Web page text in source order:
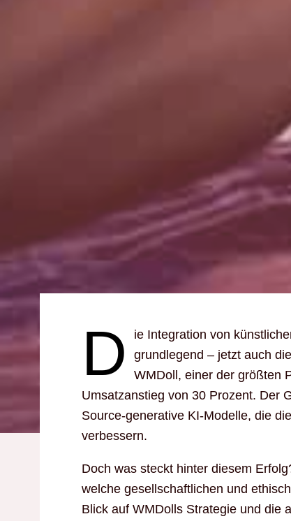
D
ie Integration von
grundlegend – jetzt auch
WMDoll, einer der größten
Umsatzanstieg von 30 Prozent. Der
Source-generative KI-Modelle, die
verbessern.
Doch was steckt hinter diesem
welche gesellschaftlichen und
Blick auf WMDolls Strategie und die